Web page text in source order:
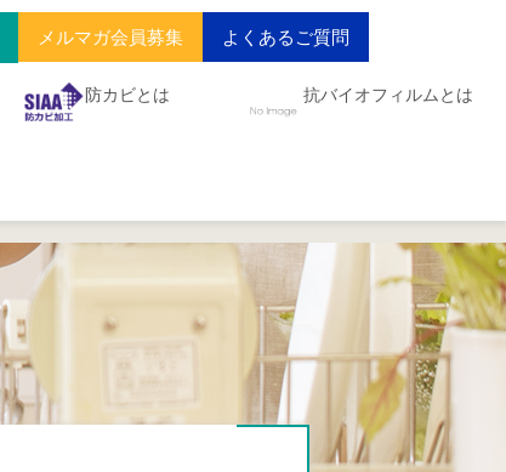
メルマガ会員募集 よくあるご質問
防カビとは 抗バイオフィルムとは